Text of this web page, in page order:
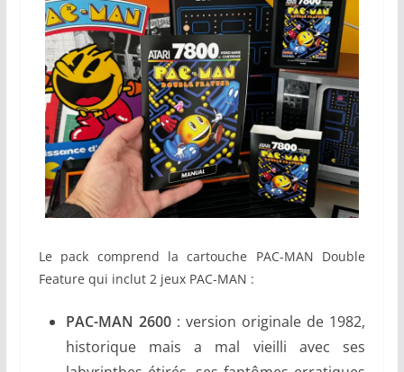
Le pack comprend la cartouche PAC-MAN Double
Feature qui inclut 2 jeux PAC-MAN :
PAC-MAN 2600: version originale de 1982,
historique mais a mal vieilli avec ses